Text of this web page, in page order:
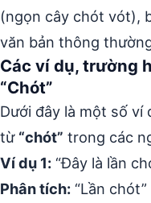
(ngọn cây chót vót),
văn bản thông
Các ví dụ, trường
“Chót”
Dưới đây là một số ví
từ “chót” trong các
Ví dụ 1: “Đây là lần
Phân tích: “Lần